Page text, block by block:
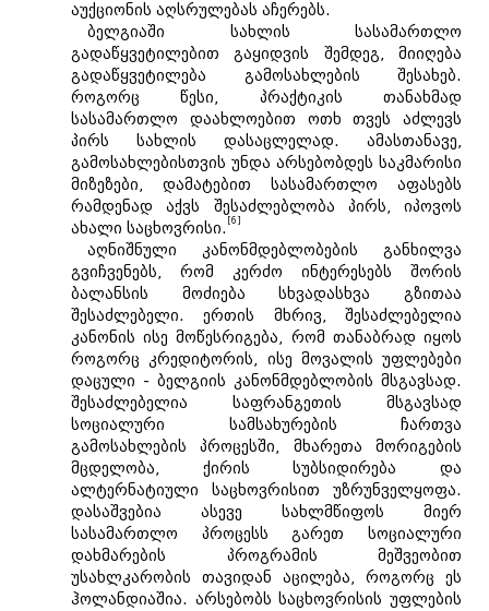
აუქციონის აღსრულებას აჩერებს.
ბელგიაში სახლის სასამართლო
გადაწყვეტილებით გაყიდვის შემდეგ, მიიღება
გადაწყვეტილება გამოსახლების შესახებ.
როგორც წესი, პრაქტიკის თანახმად
სასამართლო დაახლოებით ოთხ თვეს აძლევს
პირს სახლის დასაცლელად. ამასთანავე,
გამოსახლებისთვის უნდა არსებობდეს საკმარისი
მიზეზები, დამატებით სასამართლო აფასებს
რამდენად აქვს შესაძლებლობა პირს, იპოვოს
ახალი საცხოვრისი. [6]
აღნიშნული კანონმდებლობების განხილვა
გვიჩვენებს, რომ კერძო ინტერესებს შორის
ბალანსის მოძიება სხვადასხვა გზითაა
შესაძლებელი. ერთის მხრივ, შესაძლებელია
კანონის ისე მოწესრიგება, რომ თანაბრად იყოს
როგორც კრედიტორის, ისე მოვალის უფლებები
დაცული - ბელგიის კანონმდებლობის მსგავსად.
შესაძლებელია საფრანგეთის მსგავსად
სოციალური სამსახურების ჩართვა
გამოსახლების პროცესში, მხარეთა მორიგების
მცდელობა, ქირის სუბსიდირება და
ალტერნატიული საცხოვრისით უზრუნველყოფა.
დასაშვებია ასევე სახლმწიფოს მიერ
სასამართლო პროცესს გარეთ სოციალური
დახმარების პროგრამის მეშვეობით
უსახლკარობის თავიდან აცილება, როგორც ეს
ჰოლანდიაშია. არსებობს საცხოვრისის უფლების